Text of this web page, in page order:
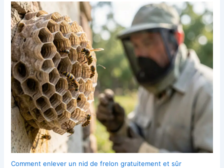
Comment enlever un nid de frelon gratuitement et sûr